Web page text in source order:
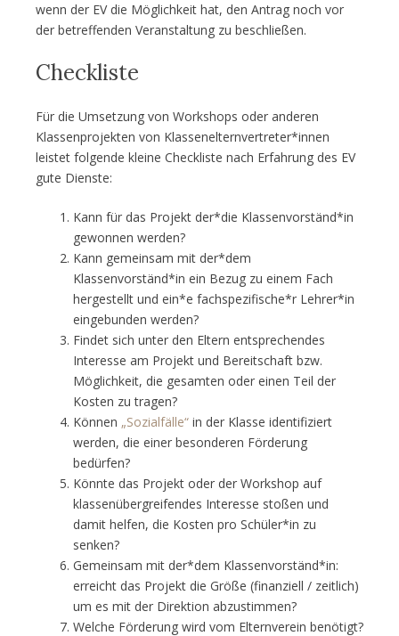
wenn der EV die Möglichkeit hat, den Antrag noch vor
der betreffenden Veranstaltung zu beschließen.
Checkliste
Für die Umsetzung von Workshops oder anderen
Klassenprojekten von Klassenelternvertreter*innen
leistet folgende kleine Checkliste nach Erfahrung des EV
gute Dienste:
Kann für das Projekt der*die Klassenvorständ*in
gewonnen werden?
Kann gemeinsam mit der*dem
Klassenvorständ*in ein Bezug zu einem Fach
hergestellt und ein*e fachspezifische*r Lehrer*in
eingebunden werden?
Findet sich unter den Eltern entsprechendes
Interesse am Projekt und Bereitschaft bzw.
Möglichkeit, die gesamten oder einen Teil der
Kosten zu tragen?
Können „Sozialfälle“ in der Klasse identifiziert
werden, die einer besonderen Förderung
bedürfen?
Könnte das Projekt oder der Workshop auf
klassenübergreifendes Interesse stoßen und
damit helfen, die Kosten pro Schüler*in zu
senken?
Gemeinsam mit der*dem Klassenvorständ*in:
erreicht das Projekt die Größe (finanziell / zeitlich)
um es mit der Direktion abzustimmen?
Welche Förderung wird vom Elternverein benötigt?